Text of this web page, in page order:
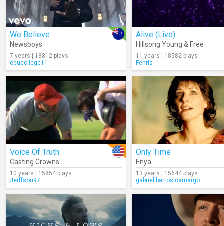
We Believe
Newsboys
7 years | 18812 plays
educollege11
Alive (Live)
Hillsong Young & Free
11 years | 18582 plays
Fenris
Voice Of Truth
Casting Crowns
10 years | 15854 plays
Jerffson97
Only Time
Enya
13 years | 15644 plays
gabriel.barros.camargo